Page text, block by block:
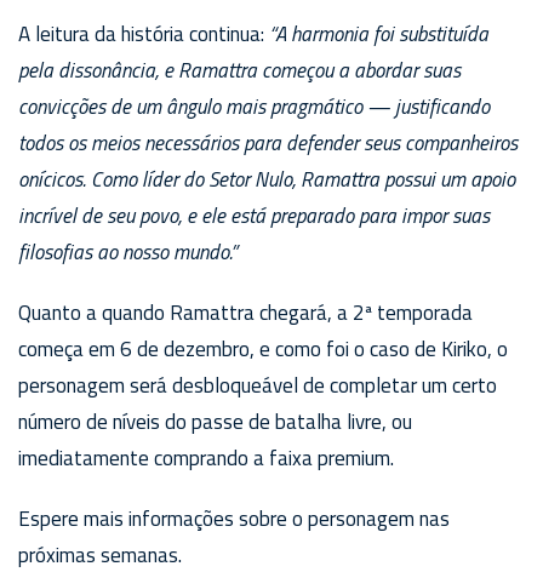
A leitura da história continua: “A harmonia foi substituída
pela dissonância, e Ramattra começou a abordar suas
convicções de um ângulo mais pragmático — justificando
todos os meios necessários para defender seus companheiros
onícicos. Como líder do Setor Nulo, Ramattra possui um apoio
incrível de seu povo, e ele está preparado para impor suas
filosofias ao nosso mundo.”
Quanto a quando Ramattra chegará, a 2ª temporada
começa em 6 de dezembro, e como foi o caso de Kiriko, o
personagem será desbloqueável de completar um certo
número de níveis do passe de batalha livre, ou
imediatamente comprando a faixa premium.
Espere mais informações sobre o personagem nas
próximas semanas.